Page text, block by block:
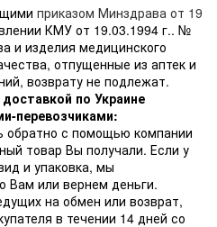
приказом Минздрава от 19
КМУ от 19.03.1994 г.. №
и изделия медицинского
отпущенные из аптек и
возврату не подлежат.
по Украине
перевозчиками:
обратно с помощью компании
товар Вы получали. Если у
и упаковка, мы
Вам или вернем деньги.
на обмен или возврат,
в течении 14 дней со